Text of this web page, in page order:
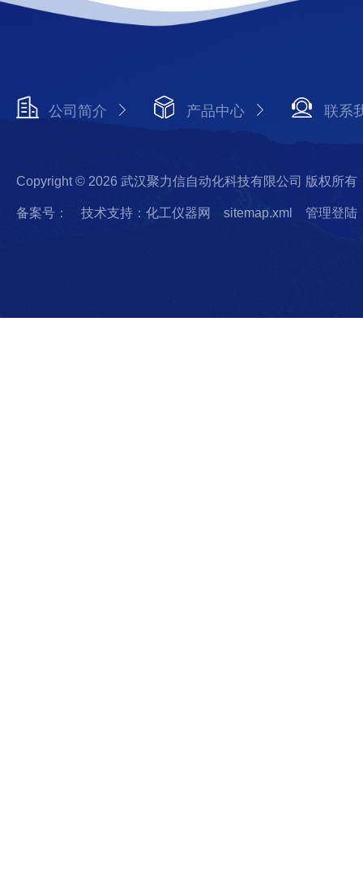
公司简介 产品中心 联系
Copyright © 2026 武汉聚力信自动化科技有限公司 版权所有
备案号： 技术支持：化工仪器网 sitemap.xml 管理登陆